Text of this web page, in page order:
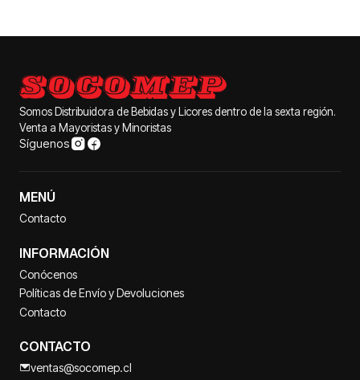
Somos Distribuidora de Bebidas y Licores dentro de la sexta región.
Venta a Mayoristas y Minoristas
Síguenos
MENÚ
Contacto
INFORMACIÓN
Conócenos
Políticas de Envío y Devoluciones
Contacto
CONTACTO
ventas@socomep.cl